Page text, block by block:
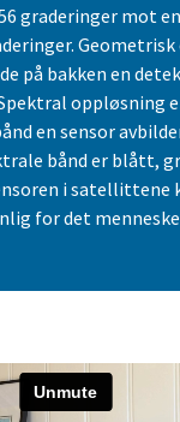
graderinger mot
på bakken en
oppløsning
en sensor
bånd er blått,
i satellittene
for det